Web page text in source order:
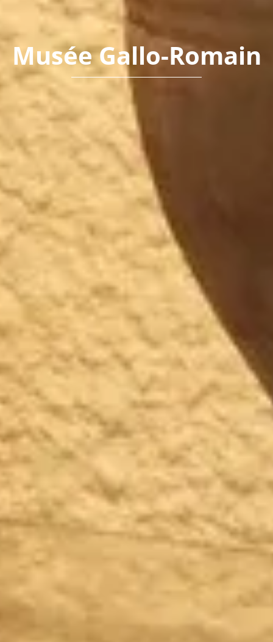
Musée Gallo-Romain